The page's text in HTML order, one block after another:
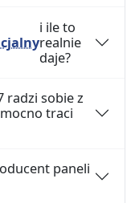
i ile to
realnie
daje?
radzi sobie z
traci
paneli